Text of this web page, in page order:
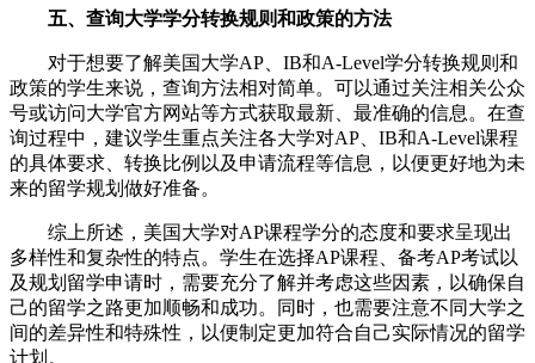
五、查询大学学分转换规则和政策的方法
对于想要了解美国大学AP、IB和A-Level学分转换规则和
政策的学生来说，查询方法相对简单。可以通过关注相关公众
号或访问大学官方网站等方式获取最新、最准确的信息。在查
询过程中，建议学生重点关注各大学对AP、IB和A-Level课程
的具体要求、转换比例以及申请流程等信息，以便更好地为未
来的留学规划做好准备。
综上所述，美国大学对AP课程学分的态度和要求呈现出
多样性和复杂性的特点。学生在选择AP课程、备考AP考试以
及规划留学申请时，需要充分了解并考虑这些因素，以确保自
己的留学之路更加顺畅和成功。同时，也需要注意不同大学之
间的差异性和特殊性，以便制定更加符合自己实际情况的留学
计划。